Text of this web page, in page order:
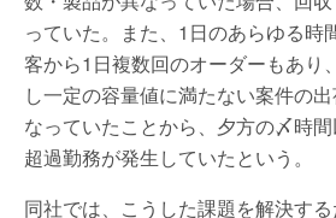
っていた。また、1⽇のあらゆる時
客から1日複数回のオーダーもあり
し⼀定の容量値に満たない案件の
なっていたことから、⼣⽅の〆時間
超過勤務が発⽣していたという。
同社では、こうした課題を解決す